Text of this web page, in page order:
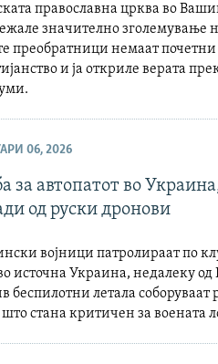
православна црква во
значително зголемување
преобратници немаат почетни
и ја откриле верата
06, 2026
за автопатот во
од руски дронови
војници патролираат по
источна Украина, недалеку
беспилотни летала
што стана критичен за воената